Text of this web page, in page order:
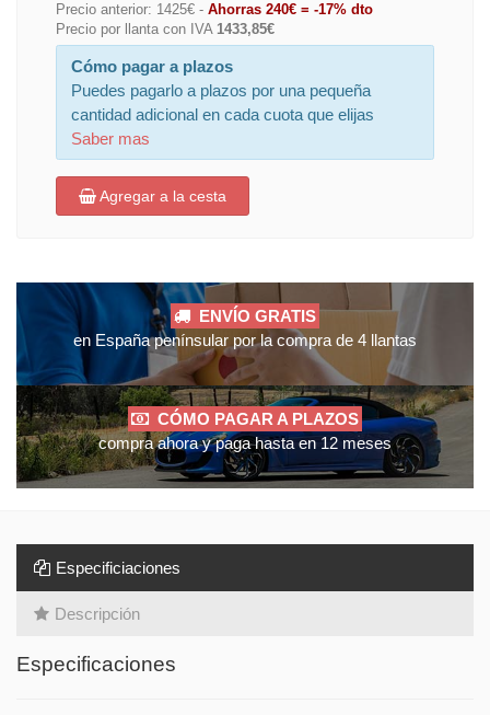
Precio anterior: 1425€ - Ahorras 240€ = -17% dto
Precio por llanta con IVA 1433,85€
Cómo pagar a plazos
Puedes pagarlo a plazos por una pequeña
cantidad adicional en cada cuota que elijas
Saber mas
Agregar a la cesta
ENVÍO GRATIS
en España penínsular por la compra de 4 llantas
CÓMO PAGAR A PLAZOS
compra ahora y paga hasta en 12 meses
Especificiaciones
Descripción
Especificaciones